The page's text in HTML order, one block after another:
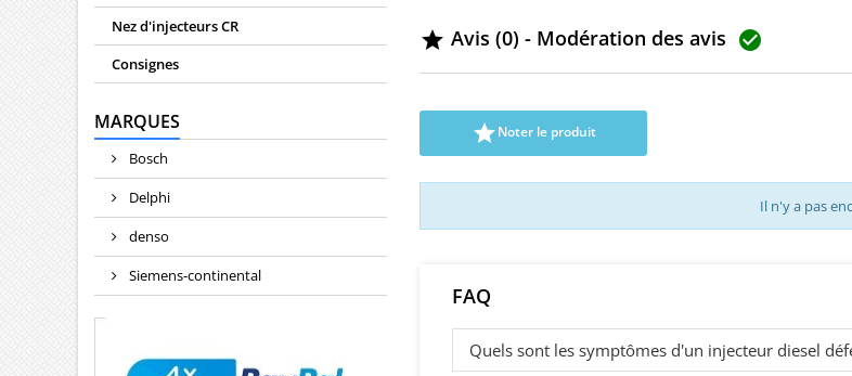
Nez d'injecteurs CR
Consignes
MARQUES
Bosch
Delphi
denso
Siemens-continental
0986441557 038130073AL -
038130073G - 038130079BX -
Audi Seat Volkswagen Skoda 1.9
TDi Pièce d'origine
0414720231 , 0414720266 ,
038130073BA , 038130073Q
038130079SX ,
 Avis (0) - Modération des avis 
Noter le produit
Il n'y a pas
FAQ
Quels sont les symptômes d'un injecteur diesel